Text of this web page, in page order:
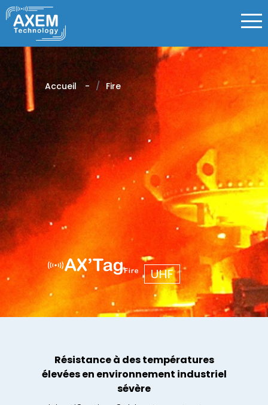
Accueil Fire
UHF
Résistance à des températures
élevées en environnement industriel
sévère